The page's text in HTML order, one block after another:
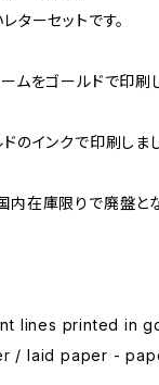
ターセットです。
ムをゴールドで印刷
のインクで印刷しま
在庫限りで廃盤とな
lines printed in
/ laid paper -